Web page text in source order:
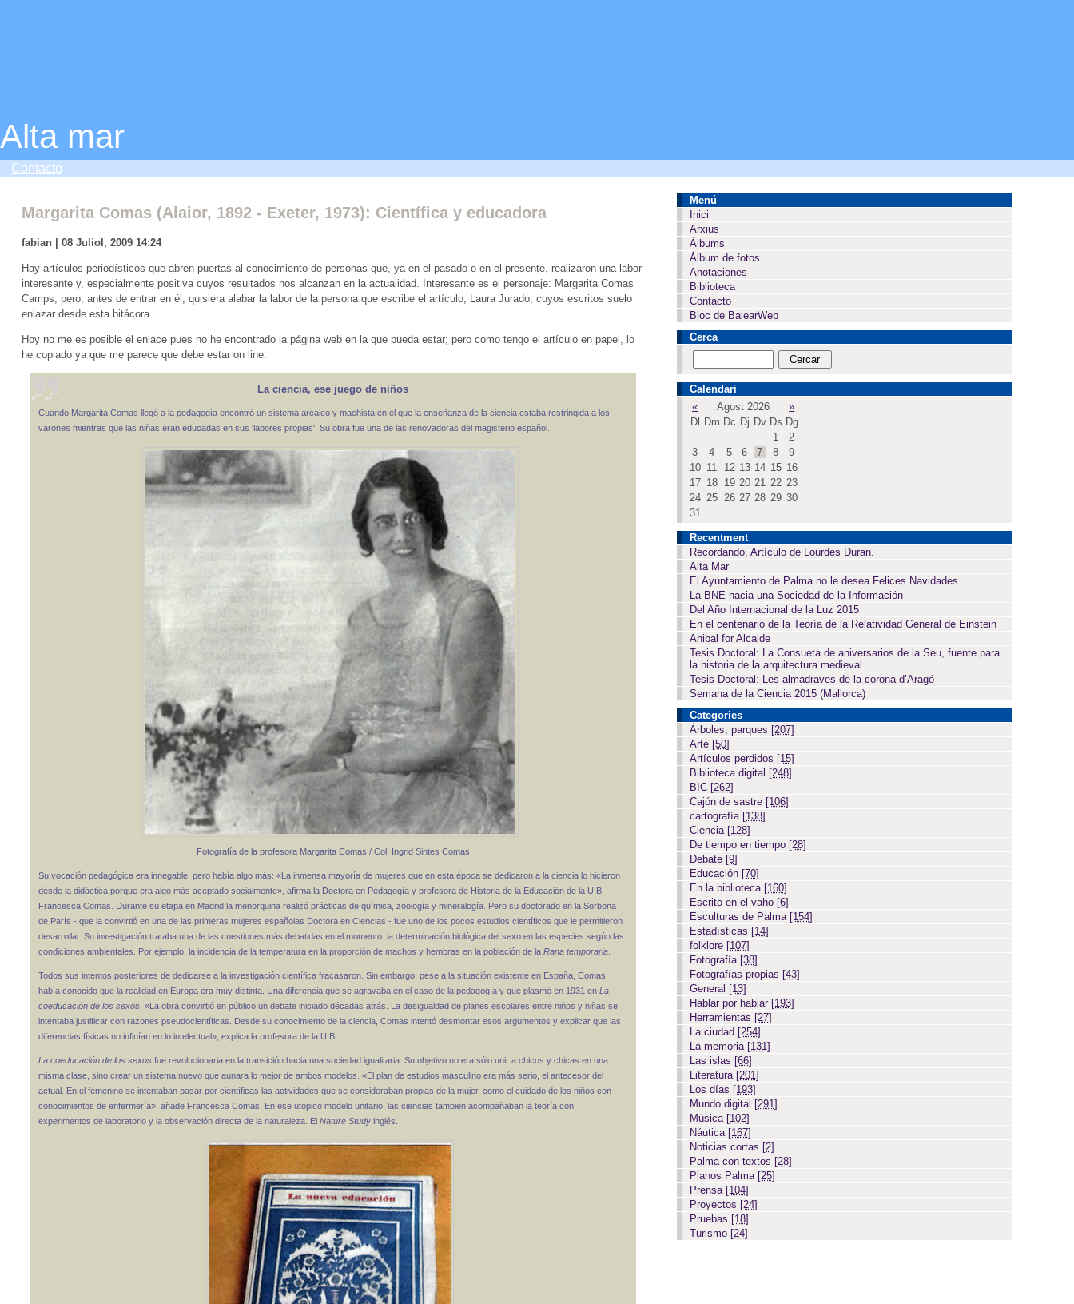
Alta mar
Contacto
Margarita Comas (Alaior, 1892 - Exeter, 1973): Científica y educadora
fabian | 08 Juliol, 2009 14:24
Hay artículos periodísticos que abren puertas al conocimiento de personas que, ya en el pasado o en el presente, realizaron una labor
interesante y, especialmente positiva cuyos resultados nos alcanzan en la actualidad. Interesante es el personaje: Margarita Comas
Camps, pero, antes de entrar en él, quisiera alabar la labor de la persona que escribe el artículo, Laura Jurado, cuyos escritos suelo
enlazar desde esta bitácora.
Hoy no me es posible el enlace pues no he encontrado la página web en la que pueda estar; pero como tengo el artículo en papel, lo
he copiado ya que me parece que debe estar on line.
La ciencia, ese juego de niños
Cuando Margarita Comas llegó a la pedagogía encontró un sistema arcaico y machista en el que la enseñanza de la ciencia estaba restringida a los
varones mientras que las niñas eran educadas en sus 'labores propias'. Su obra fue una de las renovadoras del magisterio español.
Fotografía de la profesora Margarita Comas / Col. Ingrid Sintes Comas
Su vocación pedagógica era innegable, pero había algo más: «La inmensa mayoría de mujeres que en esta época se dedicaron a la ciencia lo hicieron
desde la didáctica porque era algo más aceptado socialmente», afirma la Doctora en Pedagogía y profesora de Historia de la Educación de la UIB,
Francesca Comas. Durante su etapa en Madrid la menorquina realizó prácticas de química, zoología y mineralogía. Pero su doctorado en la Sorbona
de París - que la convirtió en una de las primeras mujeres españolas Doctora en Ciencias - fue uno de los pocos estudios científicos que le permitieron
desarrollar. Su investigación trataba una de las cuestiones más debatidas en el momento: la determinación biológica del sexo en las especies según las
condiciones ambientales. Por ejemplo, la incidencia de la temperatura en la proporción de machos y hembras en la población de la Rana temporaria.
Todos sus intentos posteriores de dedicarse a la investigación científica fracasaron. Sin embargo, pese a la situación existente en España, Comas
había conocido que la realidad en Europa era muy distinta. Una diferencia que se agravaba en el caso de la pedagogía y que plasmó en 1931 en La
coeducación de los sexos . «La obra convirtió en público un debate iniciado décadas atrás. La desigualdad de planes escolares entre niños y niñas se
intentaba justificar con razones pseudocientíficas. Desde su conocimiento de la ciencia, Comas intentó desmontar esos argumentos y explicar que las
diferencias físicas no influían en lo intelectual», explica la profesora de la UIB.
La coeducación de los sexos fue revolucionaria en la transición hacia una sociedad igualitaria. Su objetivo no era sólo unir a chicos y chicas en una
misma clase, sino crear un sistema nuevo que aunara lo mejor de ambos modelos. «El plan de estudios masculino era más serio, el antecesor del
actual. En el femenino se intentaban pasar por científicas las actividades que se consideraban propias de la mujer, como el cuidado de los niños con
conocimientos de enfermería», añade Francesca Comas. En ese utópico modelo unitario, las ciencias también acompañaban la teoría con
experimentos de laboratorio y la observación directa de la naturaleza. El Nature Studyinglés.
Menú
Inici
Arxius
Àlbums
Álbum de fotos
Anotaciones
Biblioteca
Contacto
Bloc de BalearWeb
Cerca
Calendari
«
Agost 2026
»
Dl
Dm Dc Dj Dv Ds Dg
1
2
3
4 5 6 7 8
9
10 11 12 13 14 15 16
17 18 19 20 21 22 23
24 25 26 27 28 29 30
31
Recentment
Recordando, Artículo de Lourdes Duran.
Alta Mar
El Ayuntamiento de Palma no le desea Felices Navidades
La BNE hacia una Sociedad de la Información
Del Año Internacional de la Luz 2015
En el centenario de la Teoría de la Relatividad General de Einstein
Anibal for Alcalde
Tesis Doctoral: La Consueta de aniversarios de la Seu, fuente para
la historia de la arquitectura medieval
Tesis Doctoral: Les almadraves de la corona d’Aragó
Semana de la Ciencia 2015 (Mallorca)
Categories
Árboles, parques [207]
Arte [50]
Artículos perdidos [15]
Biblioteca digital [248]
BIC [262]
Cajón de sastre [106]
cartografía [138]
Ciencia [128]
De tiempo en tiempo [28]
Debate [9]
Educación [70]
En la biblioteca [160]
Escrito en el vaho [6]
Esculturas de Palma [154]
Estadísticas [14]
folklore [107]
Fotografía [38]
Fotografías propias [43]
General [13]
Hablar por hablar [193]
Herramientas [27]
La ciudad [254]
La memoria [131]
Las islas [66]
Literatura [201]
Los días [193]
Mundo digital [291]
Música [102]
Náutica [167]
Noticias cortas [2]
Palma con textos [28]
Planos Palma [25]
Prensa [104]
Proyectos [24]
Pruebas [18]
Turismo [24]